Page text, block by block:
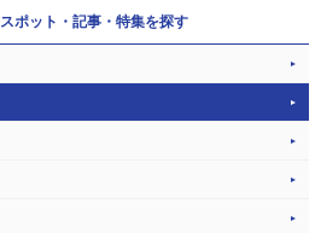
スポット・記事・特集を探す